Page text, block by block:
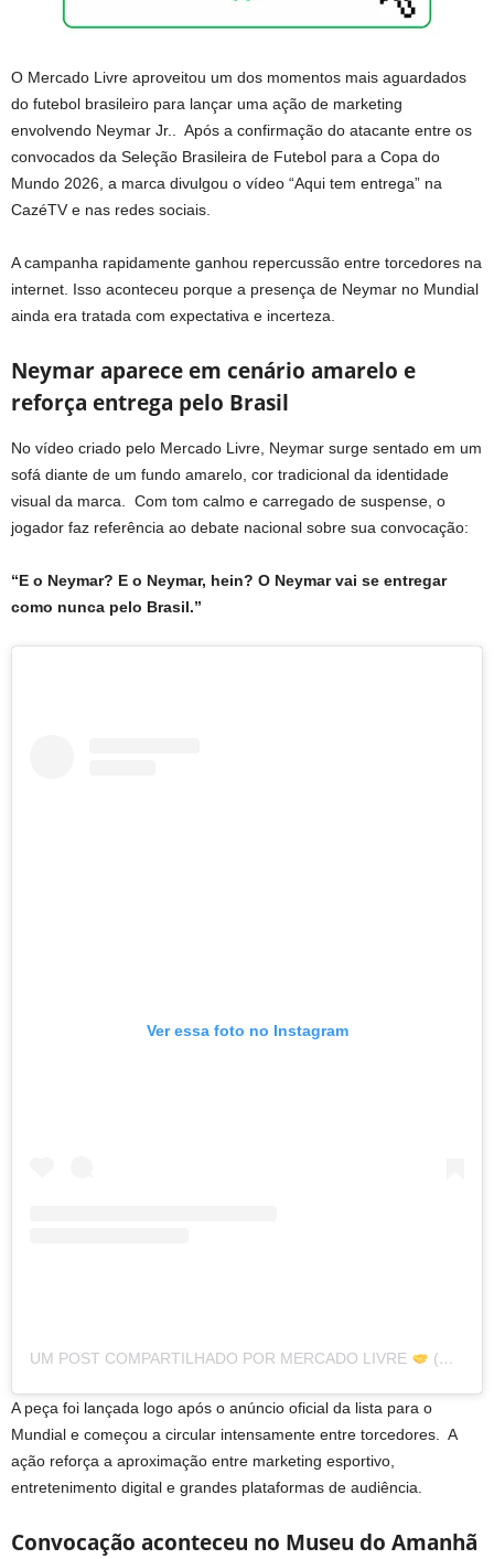
O Mercado Livre aproveitou um dos momentos mais aguardados
do futebol brasileiro para lançar uma ação de marketing
envolvendo Neymar Jr.. Após a confirmação do atacante entre os
convocados da Seleção Brasileira de Futebol para a Copa do
Mundo 2026, a marca divulgou o vídeo “Aqui tem entrega” na
CazéTV e nas redes sociais.
A campanha rapidamente ganhou repercussão entre torcedores na
internet. Isso aconteceu porque a presença de Neymar no Mundial
ainda era tratada com expectativa e incerteza.
Neymar aparece em cenário amarelo e
reforça entrega pelo Brasil
No vídeo criado pelo Mercado Livre, Neymar surge sentado em um
sofá diante de um fundo amarelo, cor tradicional da identidade
visual da marca. Com tom calmo e carregado de suspense, o
jogador faz referência ao debate nacional sobre sua convocação:
“E o Neymar? E o Neymar, hein? O Neymar vai se entregar
como nunca pelo Brasil.”
Ver essa foto no Instagram
UM POST COMPARTILHADO POR MERCADO LIVRE (@MERCADOLIVRE)
A peça foi lançada logo após o anúncio oficial da lista para o
Mundial e começou a circular intensamente entre torcedores. A
ação reforça a aproximação entre marketing esportivo,
entretenimento digital e grandes plataformas de audiência.
Convocação aconteceu no Museu do Amanhã